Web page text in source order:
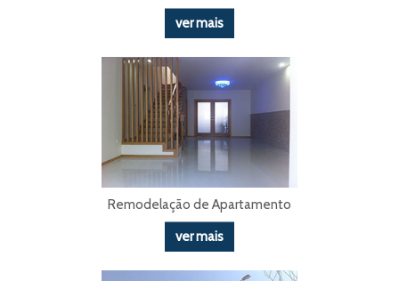
ver mais
Remodelação de Apartamento
ver mais